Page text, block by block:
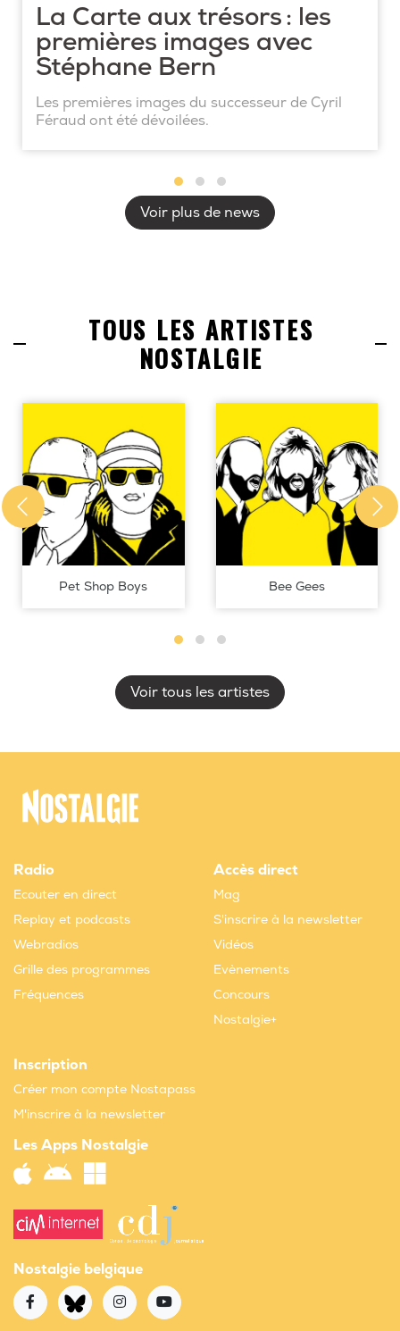
La Carte aux trésors : les
premières images avec
Stéphane Bern
Les premières images du successeur de Cyril
Féraud ont été dévoilées.
Voir plus de news
TOUS LES ARTISTES
NOSTALGIE
Pet Shop Boys Bee Gees
Voir tous les artistes
Radio
Ecouter en direct
Replay et podcasts
Webradios
Grille des programmes
Fréquences
Accès direct
Mag
S'inscrire à la newsletter
Vidéos
Evènements
Concours
Nostalgie+
Inscription
Créer mon compte Nostapass
M'inscrire à la newsletter
Les Apps Nostalgie
Nostalgie belgique